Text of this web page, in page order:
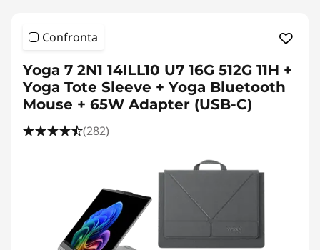
Confronta
Yoga 7 2N1 14ILL10 U7 16G 512G 11H +
Yoga Tote Sleeve + Yoga Bluetooth
Mouse + 65W Adapter (USB-C)
(282)